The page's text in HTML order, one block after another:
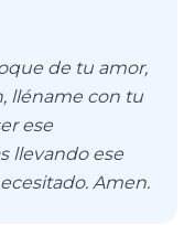
de tu amor,
lléname con tu
ese
llevando ese
Amen.